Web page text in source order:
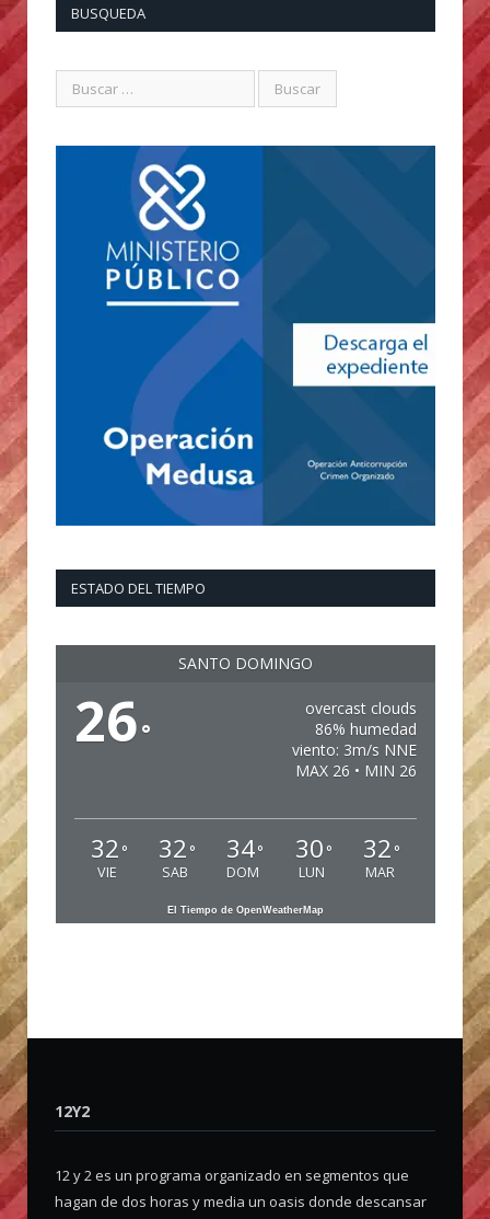
BUSQUEDA
ESTADO DEL TIEMPO
SANTO DOMINGO
26°
overcast clouds
86% humedad
viento: 3m/s NNE
MAX 26 • MIN 26
32 °
VIE
32 °
SAB
34°
DOM
30 °
LUN
32 °
MAR
El Tiempo de OpenWeatherMap
12Y2
12 y 2 es un programa organizado en segmentos que
hagan de dos horas y media un oasis donde descansar